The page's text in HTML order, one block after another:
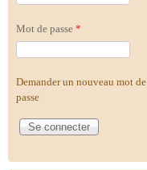
Mot de passe *
Demander un nouveau mot de
passe